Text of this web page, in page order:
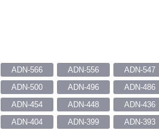
ADN-566 ADN-556
ADN-547
ADN-500 ADN-496
ADN-486
ADN-454 ADN-448
ADN-436
ADN-404 ADN-399
ADN-393